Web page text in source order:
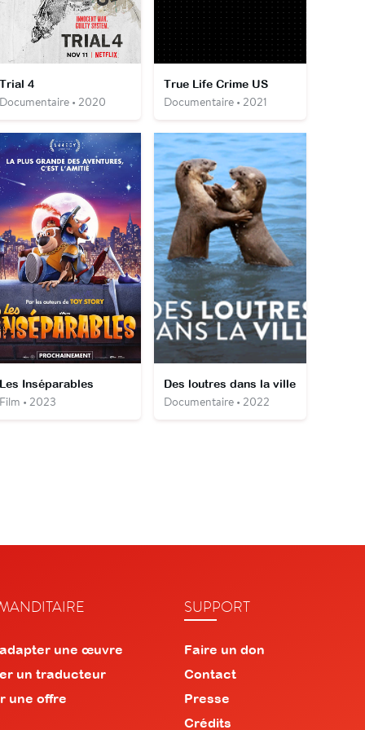
4
• 2020
True Life Crime US
Documentaire • 2021
Inséparables
• 2023
Des loutres dans la ville
Documentaire • 2022
une œuvre
un traducteur
une offre
SUPPORT
Faire un don
Contact
Presse
Crédits